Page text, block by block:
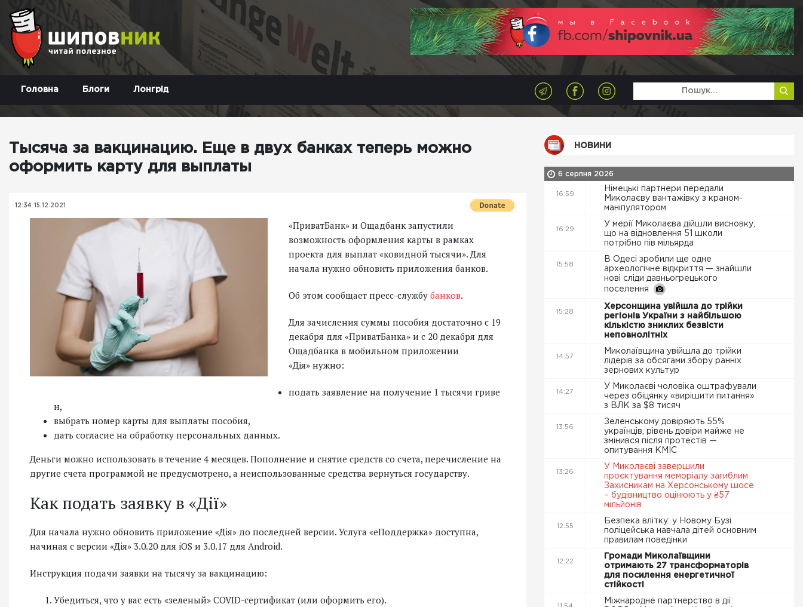
Головна Блоги Лонгрід
Тысяча за вакцинацию. Еще в двух банках теперь можно
оформить карту для выплаты
12:34 15.12.2021
«ПриватБанк» и Ощадбанк запустили
возможность оформления карты в рамках
проекта для выплат «ковидной тысячи». Для
начала нужно обновить приложения банков.
Об этом сообщает пресс-службу банков.
Для зачисления суммы пособия достаточно с 19
декабря для «ПриватБанка» и с 20 декабря для
Ощадбанка в мобильном приложении
«Дія» нужно:
подать заявление на получение 1 тысячи гриве
н,
выбрать номер карты для выплаты пособия,
дать согласие на обработку персональных данных.
Деньги можно использовать в течение 4 месяцев. Пополнение и снятие средств со счета, перечисление на
другие счета программой не предусмотрено, а неиспользованные средства вернуться государству.
Как подать заявку в «Дiї»
Для начала нужно обновить приложение «Дiя» до последней версии. Услуга «еПоддержка» доступна,
начиная с версии «Дiя» 3.0.20 для iOS и 3.0.17 для Android.
Инструкция подачи заявки на тысячу за вакцинацию:
Убедиться, что у вас есть «зеленый» COVID-сертификат (или оформить его).
НОВИНИ
6 серпня 2026
16:59
Німецькі партнери передали
Миколаєву вантажівку з краном-
маніпулятором
16:29
У мерії Миколаєва дійшли висновку,
що на відновлення 51 школи
потрібно пів мільярда
15:58
В Одесі зробили ще одне
археологічне відкриття — знайшли
нові сліди давньогрецького
поселення
15:28
Херсонщина увійшла до трійки
регіонів України з найбільшою
кількістю зниклих безвісти
неповнолітніх
14:57
Миколаївщина увійшла до трійки
лідерів за обсягами збору ранніх
зернових культур
14:27
У Миколаєві чоловіка оштрафували
через обіцянку «вирішити питання»
з ВЛК за $8 тисяч
13:56
Зеленському довіряють 55%
українців, рівень довіри майже не
змінився після протестів —
опитування КМІС
13:26
У Миколаєві завершили
проєктування меморіалу загиблим
Захисникам на Херсонському шосе
– будівництво оцінюють у ₴57
мільйонів
12:55
Безпека влітку: у Новому Бузі
поліцейська навчала дітей основним
правилам поведінки
12:22
Громади Миколаївщини
отримають 27 трансформаторів
для посилення енергетичної
стійкості
Міжнародне партнерство в дії: